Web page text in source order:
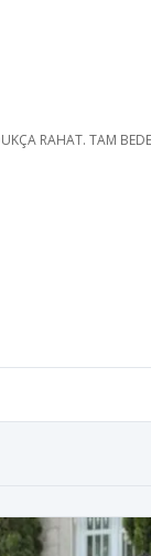
RAHAT. TAM